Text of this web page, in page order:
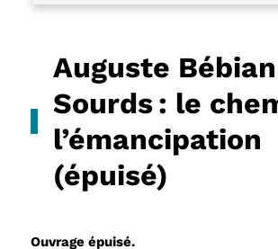
Auguste
Sourds : le
l’émancipation
(épuisé)
Ouvrage épuisé.